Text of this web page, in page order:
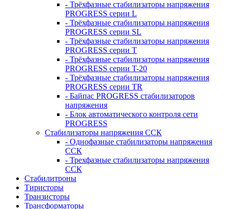
- Трёхфазные стабилизаторы напряжения
PROGRESS серии L
- Трёхфазные стабилизаторы напряжения
PROGRESS серии SL
- Трёхфазные стабилизаторы напряжения
PROGRESS серии T
- Трёхфазные стабилизаторы напряжения
PROGRESS серии T-20
- Трёхфазные стабилизаторы напряжения
PROGRESS серии TR
- Байпас PROGRESS стабилизаторов
напряжения
- Блок автоматического контроля сети
PROGRESS
Стабилизаторы напряжения ССК
- Однофазные стабилизаторы напряжения
ССК
- Трехфазные стабилизаторы напряжения
ССК
Стабилитроны
Тиристоры
Транзисторы
Трансформаторы